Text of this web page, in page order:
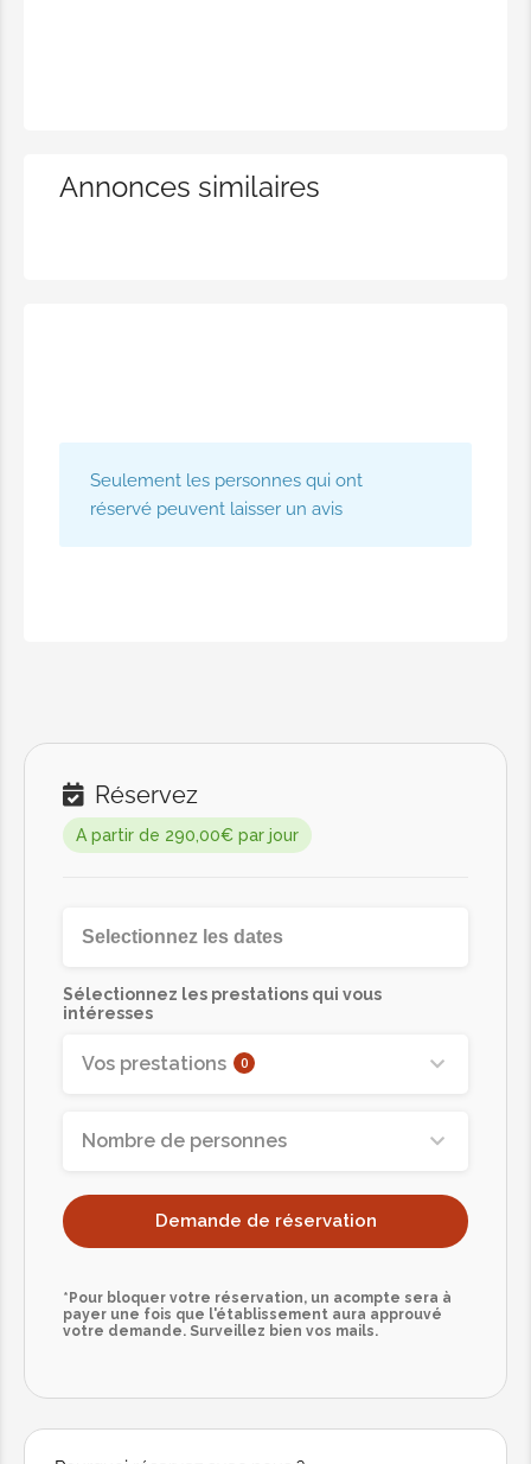
Annonces similaires
Seulement les personnes qui ont
réservé peuvent laisser un avis
Réservez
A partir de 290,00€ par jour
Sélectionnez les prestations qui vous
intéresses
Vos prestations 0
Nombre de personnes
Demande de réservation
*Pour bloquer votre réservation, un acompte sera à
payer une fois que l'établissement aura approuvé
votre demande. Surveillez bien vos mails.